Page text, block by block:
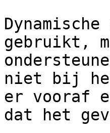
gebruikt,
niet bij het
er vooraf
dat het